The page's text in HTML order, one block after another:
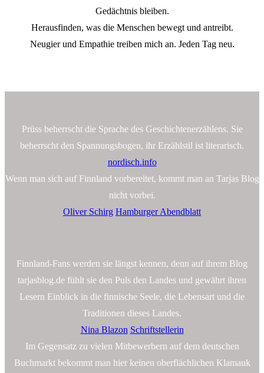
Gedächtnis bleiben.
Herausfinden, was die Menschen bewegt und antreibt.
Neugier und Empathie treiben mich an. Jeden Tag neu.
Prüss beherrscht die Sprache des Geschichtenerzählens. Sie
beherrscht den Spannungsbogen, ihr Erzählstil ist literarisch.
nordisch.info
Wenn man sich auf Finnland vorbereitet, kommt man an Tarjas Blog
nicht vorbei.
Oliver Schirg Hamburger Abendblatt
Finnland-Fans werden sie längst kennen, denn auf ihrem Blog
tarjasblog.de fühlt sie den Puls den Landes und gewährt ihren
Lesern Einblick in die finnische Seele, die Lebensart und die
Traditionen dieses Landes.
Nina Blazon Schriftstellerin
Im Gegensatz zu vielen Mitbewerbern auf dem deutschen
Buchmarkt bekommt man hier keinen oberflächlichen Klamauk